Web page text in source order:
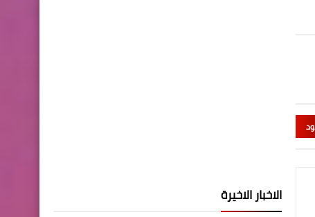
الاخبار الاخيرة